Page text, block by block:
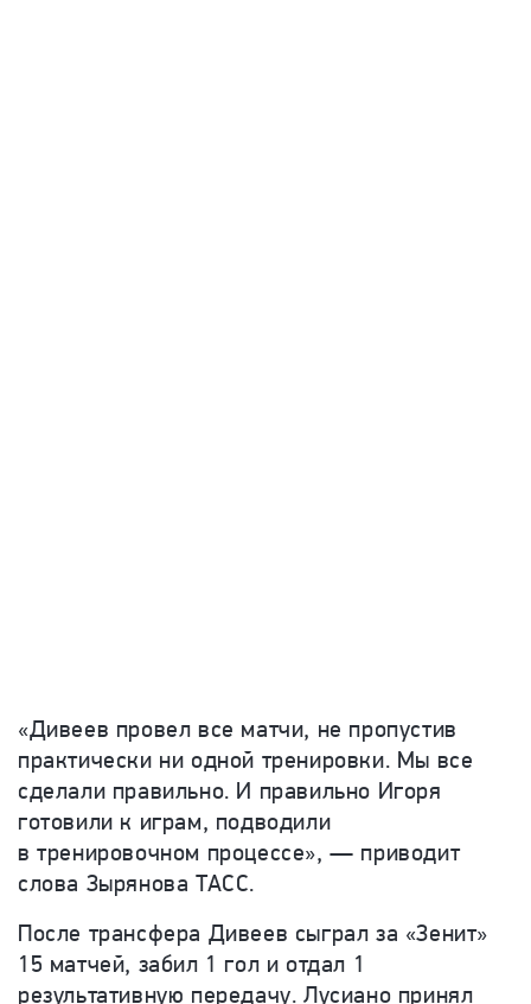
«Дивеев провел все матчи, не пропустив
практически ни одной тренировки. Мы все
сделали правильно. И правильно Игоря
готовили к играм, подводили
в тренировочном процессе», — приводит
слова Зырянова ТАСС.
После трансфера Дивеев сыграл за «Зенит»
15 матчей, забил 1 гол и отдал 1
результативную передачу. Лусиано принял